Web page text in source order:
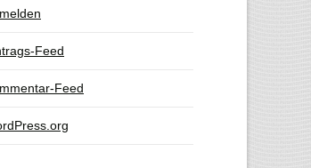
Feed
Feed